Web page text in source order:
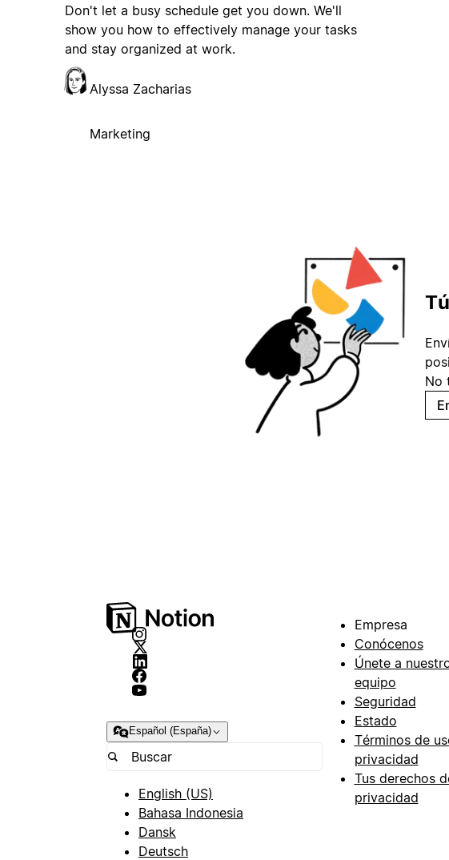
Don't let a busy schedule get you down. We'll
show you how to effectively manage your tasks
and stay organized at work.
Alyssa Zacharias
Marketing
No
Español (España)
English (US)
Bahasa Indonesia
Dansk
Deutsch
Empresa
Conócenos
Únete a
equipo
Seguridad
Estado
Términos de
privacidad
Tus derechos
privacidad